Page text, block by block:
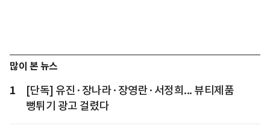
많이 본 뉴스
1
[단독] 유진·장나라·장영란·서정희... 뷰티제품
뻥튀기 광고 걸렸다